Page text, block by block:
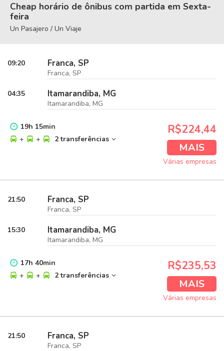
Cheap horário de ônibus com partida em Sexta-
feira
Un Pasajero / Un Viaje
09:20 Franca, SP
Franca, SP
04:35 Itamarandiba, MG
Itamarandiba, MG
19h 15min
+
+ 2 transferências
R$224,44
MAIS
Várias empresas
21:50 Franca, SP
Franca, SP
15:30 Itamarandiba, MG
Itamarandiba, MG
17h 40min
+
+ 2 transferências
R$235,53
MAIS
Várias empresas
21:50 Franca, SP
Franca, SP